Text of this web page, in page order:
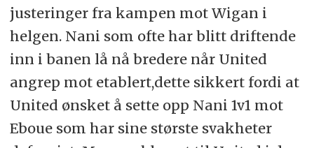
justeringer fra kampen mot Wigan i
helgen. Nani som ofte har blitt driftende
inn i banen lå nå bredere når United
angrep mot etablert,dette sikkert fordi at
United ønsket å sette opp Nani 1v1 mot
Eboue som har sine største svakheter